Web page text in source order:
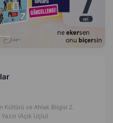
Kültürü ve Ahlak Bilgisi 2.
(Açık Uçlu)